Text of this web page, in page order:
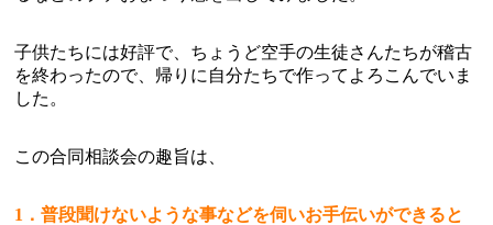
子供たちには好評で、ちょうど空手の生徒さんたちが稽古
を終わったので、帰りに自分たちで作ってよろこんでいま
した。
この合同相談会の趣旨は、
1．普段聞けないような事などを伺いお手伝いができると